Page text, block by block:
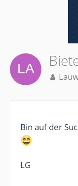
Bin auf der
LG